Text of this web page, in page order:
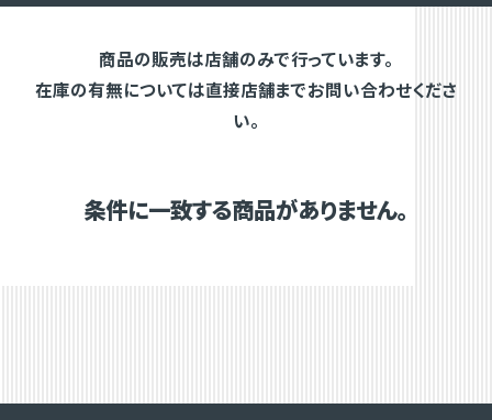
商品の販売は店舗のみで行っています。
在庫の有無については直接店舗までお問い合わせくださ
い。
条件に一致する商品がありません。